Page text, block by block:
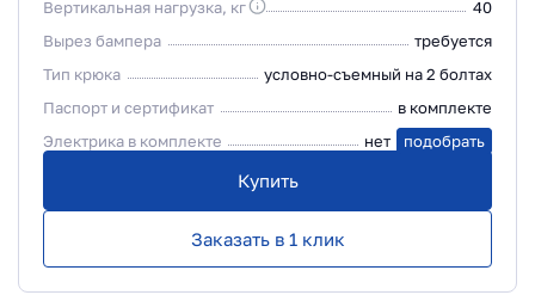
Вертикальная нагрузка, кг
40
Вырез бампера
требуется
Тип крюка
условно-съемный на 2 болтах
Паспорт и сертификат
в комплекте
Электрика в комплекте
нет подобрать
Купить
Заказать в 1 клик